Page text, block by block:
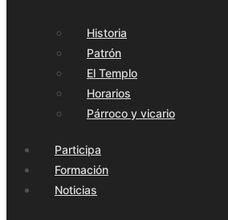
Historia
Patrón
El Templo
Horarios
Párroco y vicario
Participa
Formación
Noticias